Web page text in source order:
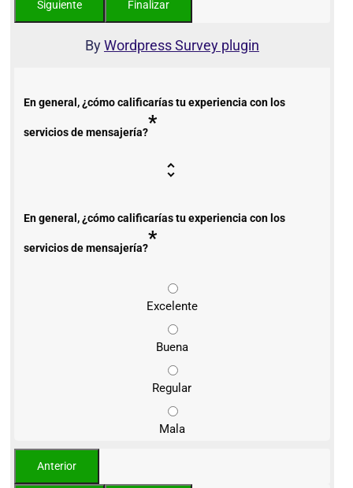
ByWordpress Survey plugin
En general, ¿cómo calificarías tu experiencia con los
servicios de mensajería?*
En general, ¿cómo calificarías tu experiencia con los
servicios de mensajería?*
Excelente
Buena
Regular
Mala